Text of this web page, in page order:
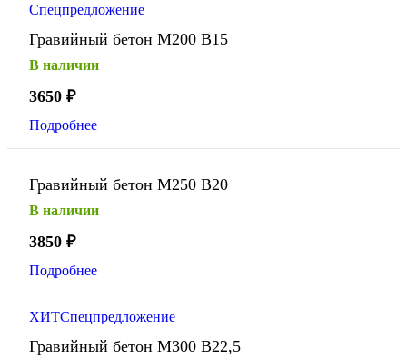
Спецпредложение
Гравийный бетон М200 В15
В наличии
3650 ₽
Подробнее
Гравийный бетон М250 В20
В наличии
3850 ₽
Подробнее
ХИТСпецпредложение
Гравийный бетон М300 В22,5